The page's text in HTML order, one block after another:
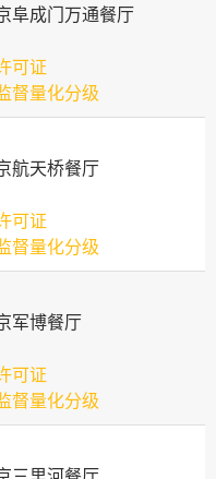
阜成门万通餐厅
可证
督量化分级
航天桥餐厅
可证
督量化分级
军博餐厅
可证
督量化分级